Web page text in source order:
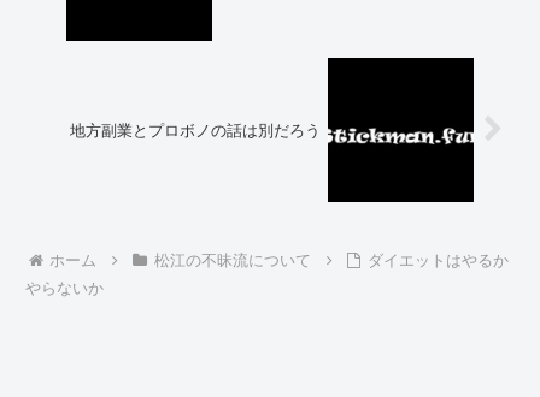
地方副業とプロボノの話は別だろう
ホーム 松江の不昧流について
ダイエットはやるか
やらないか